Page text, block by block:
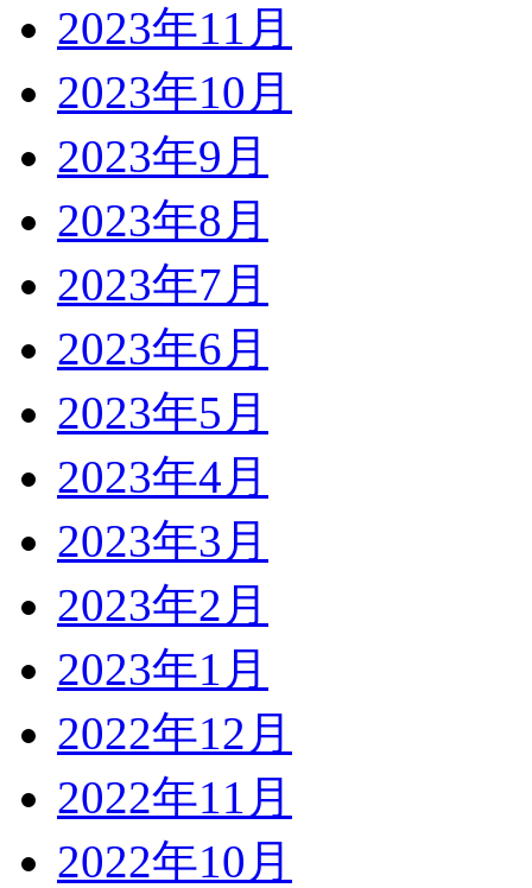
2023年11月
2023年10月
2023年9月
2023年8月
2023年7月
2023年6月
2023年5月
2023年4月
2023年3月
2023年2月
2023年1月
2022年12月
2022年11月
2022年10月